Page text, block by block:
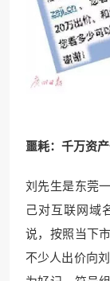
噩耗：千万资
刘先生是东莞
己对互联网域
说，按照当下
不少人出价向